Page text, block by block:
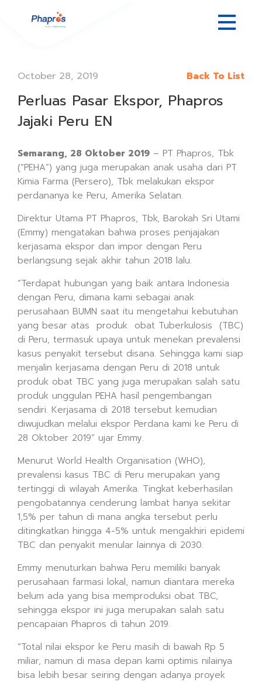
October 28, 2019 Back To List
Perluas Pasar Ekspor, Phapros
Jajaki Peru EN
Semarang, 28 Oktober 2019 – PT Phapros, Tbk
(“PEHA”) yang juga merupakan anak usaha dari PT
Kimia Farma (Persero), Tbk melakukan ekspor
perdananya ke Peru, Amerika Selatan.
Direktur Utama PT Phapros, Tbk, Barokah Sri Utami
(Emmy) mengatakan bahwa proses penjajakan
kerjasama ekspor dan impor dengan Peru
berlangsung sejak akhir tahun 2018 lalu.
“Terdapat hubungan yang baik antara Indonesia
dengan Peru, dimana kami sebagai anak
perusahaan BUMN saat itu mengetahui kebutuhan
yang besar atas produk obat Tuberkulosis (TBC)
di Peru, termasuk upaya untuk menekan prevalensi
kasus penyakit tersebut disana. Sehingga kami siap
menjalin kerjasama dengan Peru di 2018 untuk
produk obat TBC yang juga merupakan salah satu
produk unggulan PEHA hasil pengembangan
sendiri. Kerjasama di 2018 tersebut kemudian
diwujudkan melalui ekspor Perdana kami ke Peru di
28 Oktober 2019” ujar Emmy.
Menurut World Health Organisation (WHO),
prevalensi kasus TBC di Peru merupakan yang
tertinggi di wilayah Amerika. Tingkat keberhasilan
pengobatannya cenderung lambat hanya sekitar
1,5% per tahun di mana angka tersebut perlu
ditingkatkan hingga 4-5% untuk mengakhiri epidemi
TBC dan penyakit menular lainnya di 2030.
Emmy menuturkan bahwa Peru memiliki banyak
perusahaan farmasi lokal, namun diantara mereka
belum ada yang bisa memproduksi obat TBC,
sehingga ekspor ini juga merupakan salah satu
pencapaian Phapros di tahun 2019.
“Total nilai ekspor ke Peru masih di bawah Rp 5
miliar, namun di masa depan kami optimis nilainya
bisa lebih besar seiring dengan adanya proyek